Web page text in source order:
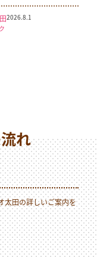
2026.8.1
れ
太田の詳しいご案内を